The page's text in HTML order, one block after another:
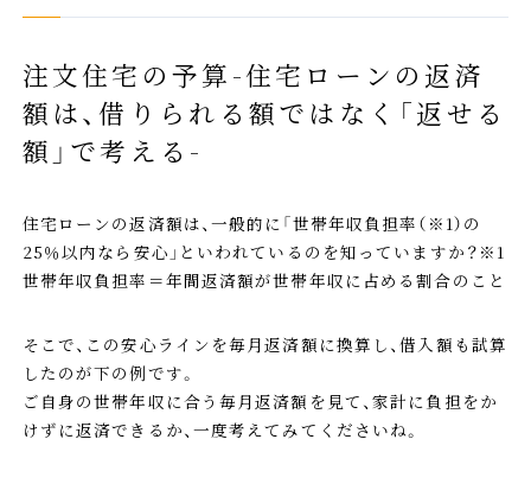
注文住宅の予算-住宅ローンの返済
額は、借りられる額ではなく「返せる
額」で考える-
住宅ローンの返済額は、一般的に「世帯年収負担率（※1）の
25％以内なら安心」といわれているのを知っていますか？※1
世帯年収負担率＝年間返済額が世帯年収に占める割合のこと
そこで、この安心ラインを毎月返済額に換算し、借入額も試算
したのが下の例です。
ご自身の世帯年収に合う毎月返済額を見て、家計に負担をか
けずに返済できるか、一度考えてみてくださいね。